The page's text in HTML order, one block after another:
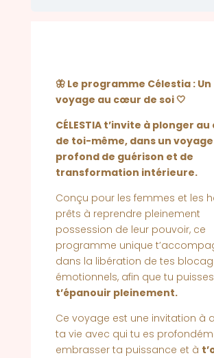
🦋 Le programme Célestia : Un
voyage au cœur de soi 🤍
CÉLESTIA t’invite à plonger
de toi-même, dans un voyage
profond de guérison et de
transformation intérieure.
Conçu pour les femmes et les
prêts à reprendre pleinement
possession de leur pouvoir, ce
programme unique
dans la libération de tes
émotionnels, afin que tu
t’épanouir pleinement.
Ce voyage est une invitation à
ta vie avec qui tu es
embrasser ta puissance et à